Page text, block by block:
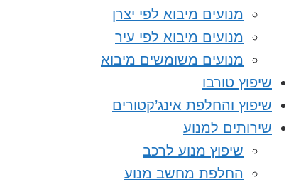
מנועים מיבוא לפי יצרן
מנועים מיבוא לפי עיר
מנועים משומשים מיבוא
שיפוץ טורבו
שיפוץ והחלפת אינג’קטורים
שירותים למנוע
שיפוץ מנוע לרכב
החלפת מחשב מנוע